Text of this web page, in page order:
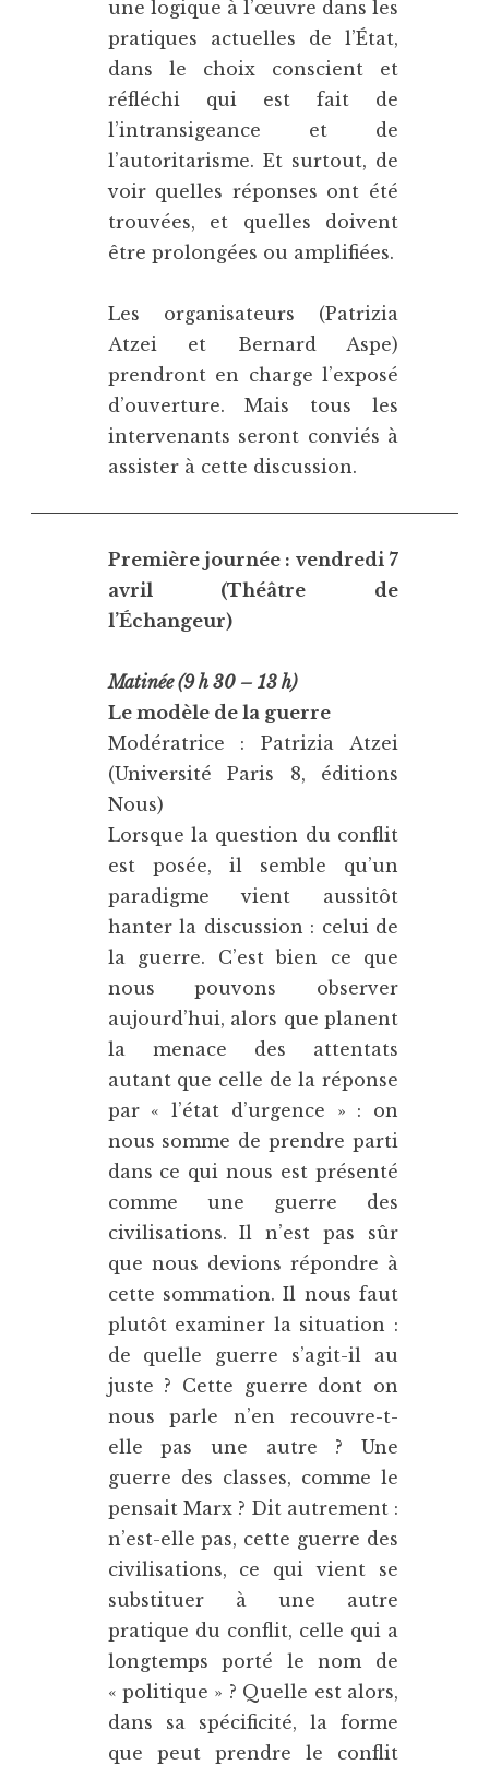
une logique à l’œuvre dans les
pratiques actuelles de l’État,
dans le choix conscient et
réfléchi qui est fait de
l’intransigeance et de
l’autoritarisme. Et surtout, de
voir quelles réponses ont été
trouvées, et quelles doivent
être prolongées ou amplifiées.
Les organisateurs (Patrizia
Atzei et Bernard Aspe)
prendront en charge l’exposé
d’ouverture. Mais tous les
intervenants seront conviés à
assister à cette discussion.
Première journée : vendredi 7
avril (Théâtre de
l’Échangeur)
Matinée (9 h 30 – 13 h)
Le modèle de la guerre
Modératrice : Patrizia Atzei
(Université Paris 8, éditions
Nous)
Lorsque la question du conflit
est posée, il semble qu’un
paradigme vient aussitôt
hanter la discussion : celui de
la guerre. C’est bien ce que
nous pouvons observer
aujourd’hui, alors que planent
la menace des attentats
autant que celle de la réponse
par « l’état d’urgence » : on
nous somme de prendre parti
dans ce qui nous est présenté
comme une guerre des
civilisations. Il n’est pas sûr
que nous devions répondre à
cette sommation. Il nous faut
plutôt examiner la situation :
de quelle guerre s’agit-il au
juste ? Cette guerre dont on
nous parle n’en recouvre-t-
elle pas une autre ? Une
guerre des classes, comme le
pensait Marx ? Dit autrement :
n’est-elle pas, cette guerre des
civilisations, ce qui vient se
substituer à une autre
pratique du conflit, celle qui a
longtemps porté le nom de
« politique » ? Quelle est alors,
dans sa spécificité, la forme
que peut prendre le conflit